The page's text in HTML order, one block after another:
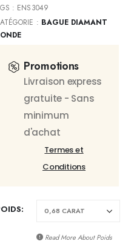
: ENS3049
: BAGUE DIAMANT
Promotions
Livraison express
gratuite - Sans
minimum
d'achat
Termes et
Conditions
Read More AboutPoids